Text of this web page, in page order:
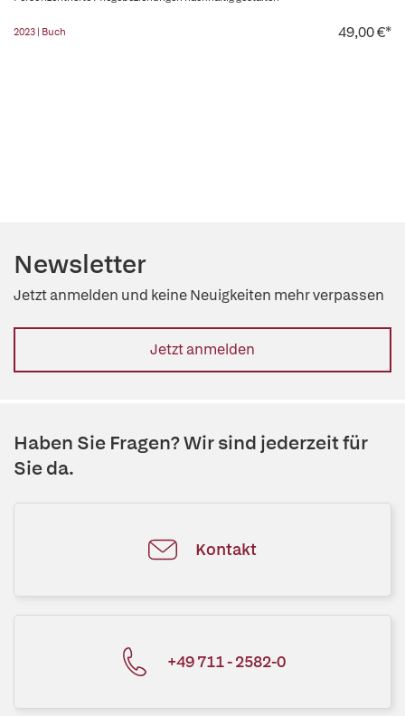
2023 | Buch 49,00 €*
Newsletter
Jetzt anmelden und keine Neuigkeiten mehr verpassen
Jetzt anmelden
Haben Sie Fragen? Wir sind jederzeit für
Sie da.
Kontakt
+49 711 - 2582-0